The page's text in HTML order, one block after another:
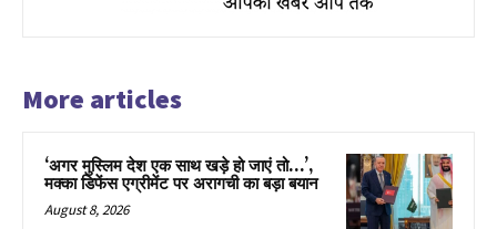
More articles
‘अगर मुस्लिम देश एक साथ खड़े हो जाएं तो…’,
मक्का डिफेंस एग्रीमेंट पर अरागची का बड़ा बयान
August 8, 2026